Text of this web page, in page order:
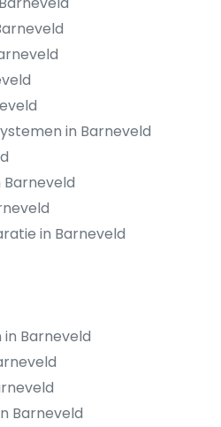
in Barneveld
in Barneveld
Barneveld
Barneveld